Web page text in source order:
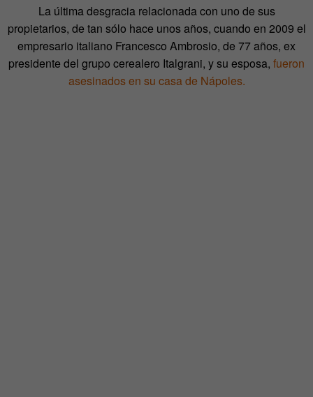
La última desgracia relacionada con uno de sus
propietarios, de tan sólo hace unos años, cuando en 2009 el
empresario italiano Francesco Ambrosio, de 77 años, ex
presidente del grupo cerealero Italgrani, y su esposa, fueron
asesinados en su casa de Nápoles.